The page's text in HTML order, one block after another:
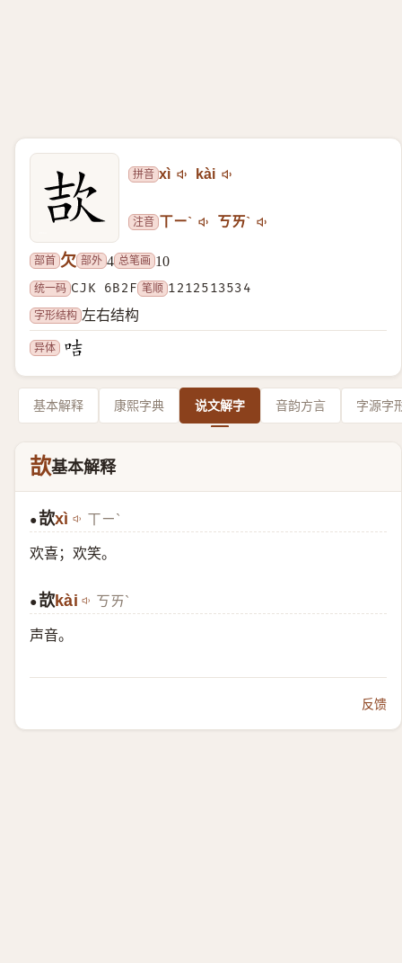
拼音 xì kài
注音 ㄒㄧˋ ㄎㄞˋ
部首 欠 部外 4 总笔画 10
统一码 CJK 6B2F 笔顺 1212513534
字形结构 左右结构
异体
基本解释 康熙字典 说文解字 音韵方言 字源字
欯基本解释
●欯xì ㄒㄧˋ
欢喜；欢笑。
●欯kài ㄎㄞˋ
声音。
反馈